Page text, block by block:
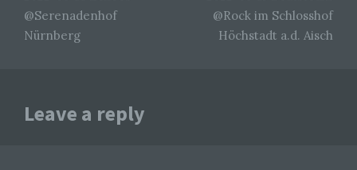
@Serenadenhof
Nürnberg
@Rock im Schlosshof
Höchstadt a.d. Aisch
Leave a reply
Verarbeitung personenbezogener Daten, die
darin besteht, dass diese personenbezogenen
Daten verwendet werden, um bestimmte
persönliche Aspekte, die sich auf eine natürliche
Aufenthaltsort oder Ortswechsel dieser
natürlichen Person zu analysieren oder